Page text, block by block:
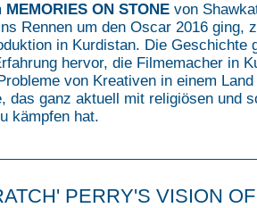
MEMORIES ON STONE von
Rennen um den Oscar 2016 ging,
in Kurdistan. Die Geschichte
hervor, die Filmemacher in
von Kreativen in einem Land
das ganz aktuell mit religiösen und
kämpfen hat.
PERRY'S VISION